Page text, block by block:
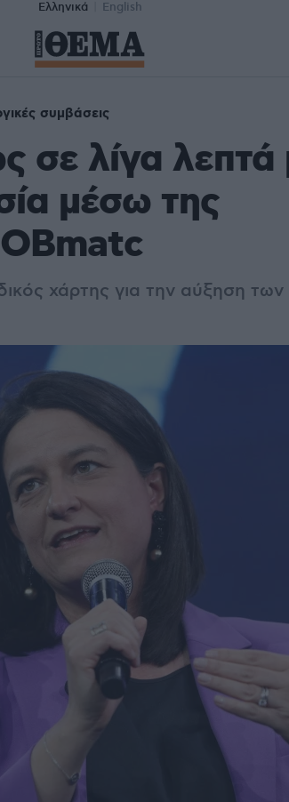
Ελληνικά English
συμβάσεις
λίγα λεπτά
μέσω της
χάρτης για την αύξηση